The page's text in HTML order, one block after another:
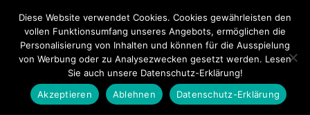
Touristiknews.de
Diese Website verwendet Cookies. Cookies gewährleisten den
vollen Funktionsumfang unseres Angebots, ermöglichen die
Personalisierung von Inhalten und können für die Ausspielung
von Werbung oder zu Analysezwecken gesetzt werden. Lesen
Sie auch unsere Datenschutz-Erklärung!
Akzeptieren
Ablehnen Datenschutz-Erklärung